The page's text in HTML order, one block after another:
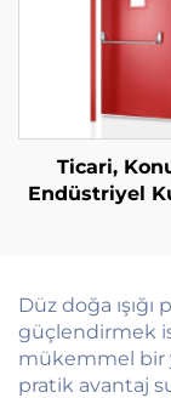
Ticari,
Endüstriyel
Yangın
Düz doğa ışığı
güçlendirmek
mükemmel bir
pratik avantaj